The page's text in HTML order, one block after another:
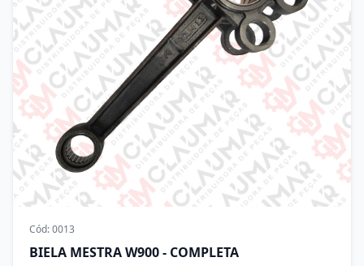
Cód:0013
BIELA MESTRA W900 - COMPLETA